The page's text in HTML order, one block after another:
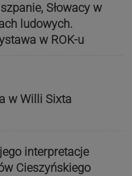
Słowacy w
ludowych.
w ROK-u
w Willi Sixta
interpretacje
Cieszyńskiego